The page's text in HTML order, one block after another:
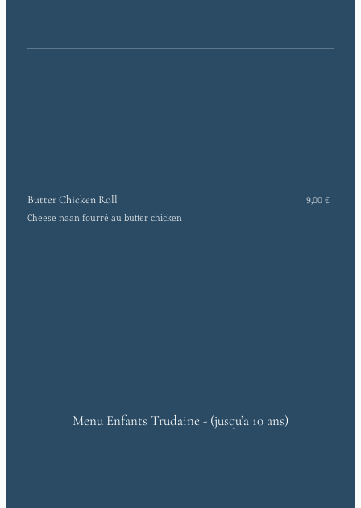
Butter Chicken Roll
Cheese naan fourré au butter chicken
9,00 €
Menu Enfants Trudaine - (jusqu’a 10 ans)